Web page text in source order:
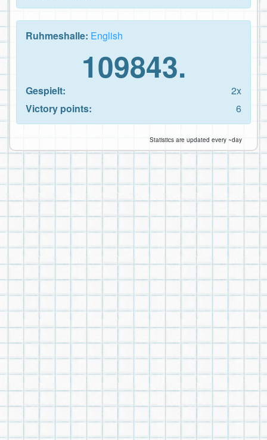
Ruhmeshalle: English
109843.
Gespielt:
2x
Victory points:
6
Statistics are updated every ~day